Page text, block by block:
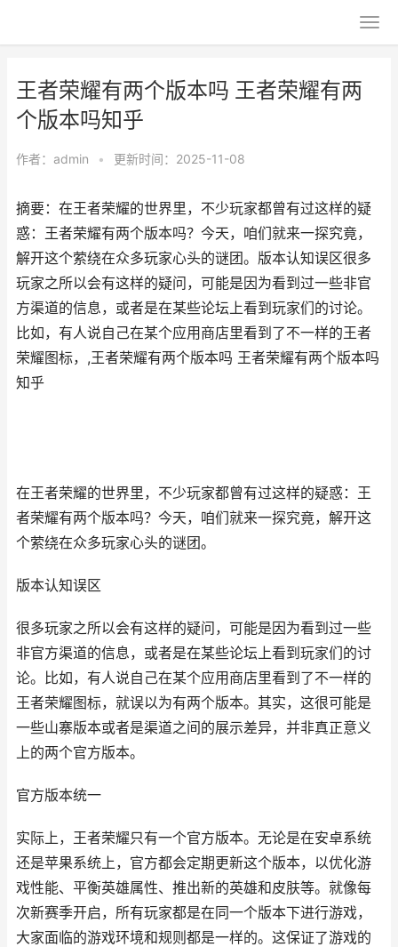
王者荣耀有两个版本吗 王者荣耀有两
个版本吗知乎
作者： admin • 更新时间：2025-11-08
摘要：在王者荣耀的世界里，不少玩家都曾有过这样的疑
惑：王者荣耀有两个版本吗？今天，咱们就来一探究竟，
解开这个萦绕在众多玩家心头的谜团。版本认知误区很多
玩家之所以会有这样的疑问，可能是因为看到过一些非官
方渠道的信息，或者是在某些论坛上看到玩家们的讨论。
比如，有人说自己在某个应用商店里看到了不一样的王者
荣耀图标，,王者荣耀有两个版本吗 王者荣耀有两个版本吗
知乎
在王者荣耀的世界里，不少玩家都曾有过这样的疑惑：王
者荣耀有两个版本吗？今天，咱们就来一探究竟，解开这
个萦绕在众多玩家心头的谜团。
版本认知误区
很多玩家之所以会有这样的疑问，可能是因为看到过一些
非官方渠道的信息，或者是在某些论坛上看到玩家们的讨
论。比如，有人说自己在某个应用商店里看到了不一样的
王者荣耀图标，就误以为有两个版本。其实，这很可能是
一些山寨版本或者是渠道之间的展示差异，并非真正意义
上的两个官方版本。
官方版本统一
实际上，王者荣耀只有一个官方版本。无论是在安卓系统
还是苹果系统上，官方都会定期更新这个版本，以优化游
戏性能、平衡英雄属性、推出新的英雄和皮肤等。就像每
次新赛季开启，所有玩家都是在同一个版本下进行游戏，
大家面临的游戏环境和规则都是一样的。这保证了游戏的